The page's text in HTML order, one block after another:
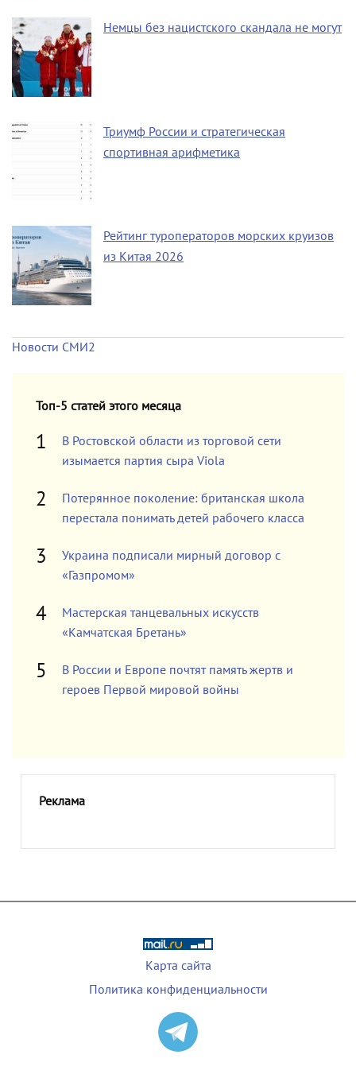
Немцы без нацистского скандала не могут
Триумф России и стратегическая
спортивная арифметика
Рейтинг туроператоров морских круизов
из Китая 2026
Новости СМИ2
Топ-5 статей этого месяца
В Ростовской области из торговой сети
изымается партия сыра Viola
Потерянное поколение: британская школа
перестала понимать детей рабочего класса
Украина подписали мирный договор с
«Газпромом»
Мастерская танцевальных искусств
«Камчатская Бретань»
В России и Европе почтят память жертв и
героев Первой мировой войны
Реклама
Карта сайта
Политика конфиденциальности